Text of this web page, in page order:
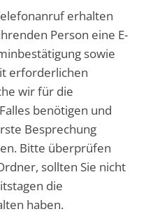
erhalten
Person eine E-
sowie
erforderlichen
wir für die
benötigen und
Besprechung
Bitte überprüfen
sollten Sie nicht
die
haben.